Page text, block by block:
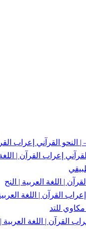
القرآني إعراب
إعراب القرآن |
| اللغة العربية | النح
القرآن | اللغة
مكاوي للتد
| اللغة العربية |